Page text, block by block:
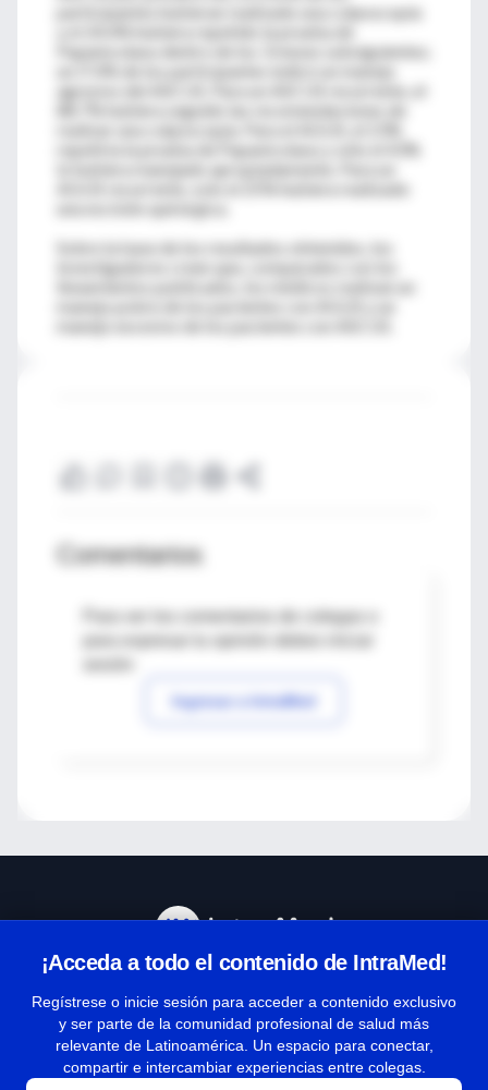
participantes hubieran realizado una colposcopía
Papanicolaou dentro de los 3 meses subsiguientes;
agresivo del ASCUS. Para un ASCUS recurrente, el
88.7% hubiera seguido las recomendaciones de
repetiría la prueba de Papanicolaou y sólo el 43%
lo hubiera manejado apropiadamente. Para un
AGUS recurrente, solo el 25% hubiera realizado
Sobre la base de los resultados obtenidos, los
lineamientos publicados, los médicos realizan un
Comentarios
Para ver los comentarios de colegas o
Ingresar a IntraMed
¡Acceda a todo el contenido de IntraMed!
Regístrese o inicie sesión para acceder a contenido exclusivo
y ser parte de la comunidad profesional de salud más
relevante de Latinoamérica. Un espacio para conectar,
compartir e intercambiar experiencias entre colegas.
Términos y condiciones
| Políticas de privacidad